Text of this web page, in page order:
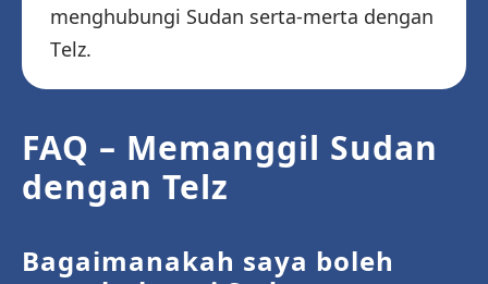
menghubungi Sudan serta-merta dengan
Telz.
FAQ – Memanggil Sudan
dengan Telz
Bagaimanakah saya boleh